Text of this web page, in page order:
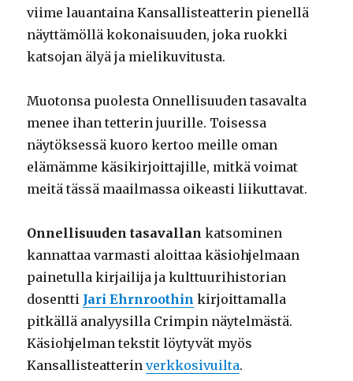
viime lauantaina Kansallisteatterin pienellä
näyttämöllä kokonaisuuden, joka ruokki
katsojan älyä ja mielikuvitusta.
Muotonsa puolesta Onnellisuuden tasavalta
menee ihan tetterin juurille. Toisessa
näytöksessä kuoro kertoo meille oman
elämämme käsikirjoittajille, mitkä voimat
meitä tässä maailmassa oikeasti liikuttavat.
Onnellisuuden tasavallan katsominen
kannattaa varmasti aloittaa käsiohjelmaan
painetulla kirjailija ja kulttuurihistorian
dosentti Jari Ehrnroothin kirjoittamalla
pitkällä analyysilla Crimpin näytelmästä.
Käsiohjelman tekstit löytyvät myös
Kansallisteatterinverkkosivuilta.